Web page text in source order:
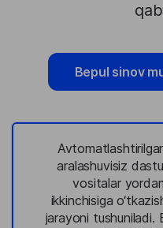
Bepul sinov
aralashuvisiz
vositalar
ikkinchisiga
jarayoni